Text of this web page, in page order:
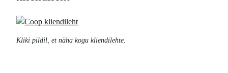
Kliki pildil, et näha kogu kliendilehte.